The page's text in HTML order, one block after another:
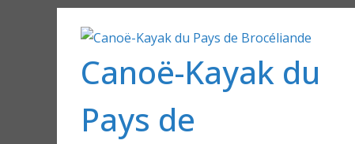
contenuCanoë-Kayak du
Pays de